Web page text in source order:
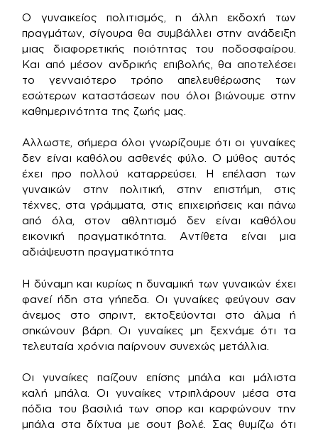
Ο γυναικείος πολιτισμός, η άλλη εκδοχή των
πραγμάτων, σίγουρα θα συμβάλλει στην ανάδειξη
μιας διαφορετικής ποιότητας του ποδοσφαίρου.
Και από μέσον ανδρικής επιβολής, θα αποτελέσει
το γενναιότερο τρόπο απελευθέρωσης των
εσώτερων καταστάσεων που όλοι βιώνουμε στην
καθημερινότητα της ζωής μας.
Αλλωστε, σήμερα όλοι γνωρίζουμε ότι οι γυναίκες
δεν είναι καθόλου ασθενές φύλο. Ο μύθος αυτός
έχει προ πολλού καταρρεύσει. Η επέλαση των
γυναικών στην πολιτική, στην επιστήμη, στις
τέχνες, στα γράμματα, στις επιχειρήσεις και πάνω
από όλα, στον αθλητισμό δεν είναι καθόλου
εικονική πραγματικότητα. Αντίθετα είναι μια
αδιάψευστη πραγματικότητα
Η δύναμη και κυρίως η δυναμική των γυναικών έχει
φανεί ήδη στα γήπεδα. Οι γυναίκες φεύγουν σαν
άνεμος στο σπριντ, εκτοξεύονται στο άλμα ή
σηκώνουν βάρη. Οι γυναίκες μη ξεχνάμε ότι τα
τελευταία χρόνια παίρνουν συνεχώς μετάλλια.
Οι γυναίκες παίζουν επίσης μπάλα και μάλιστα
καλή μπάλα. Οι γυναίκες ντριπλάρουν μέσα στα
πόδια του βασιλιά των σπορ και καρφώνουν την
μπάλα στα δίχτυα με σουτ βολέ. Σας θυμίζω ότι